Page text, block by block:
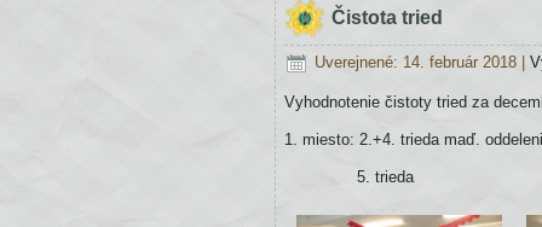
Čistota tried
Uverejnené: 14. február 2018
Vyhodnotenie čistoty tried za
1. miesto: 2.+4. trieda maď.
5. trieda